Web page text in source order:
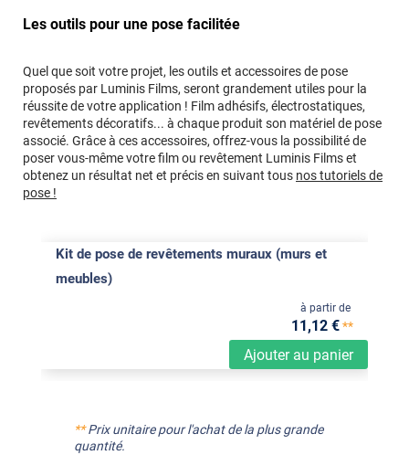
Les outils pour une pose facilitée
Quel que soit votre projet, les outils et accessoires de pose
proposés par Luminis Films, seront grandement utiles pour la
réussite de votre application ! Film adhésifs, électrostatiques,
revêtements décoratifs... à chaque produit son matériel de pose
associé. Grâce à ces accessoires, offrez-vous la possibilité de
poser vous-même votre film ou revêtement Luminis Films et
obtenez un résultat net et précis en suivant tous nos tutoriels de
pose !
Kit de pose de revêtements muraux (murs et
meubles)
Ajouter au panier
à partir de
11,12 €**
**Prix unitaire pour l'achat de la plus grande
quantité.